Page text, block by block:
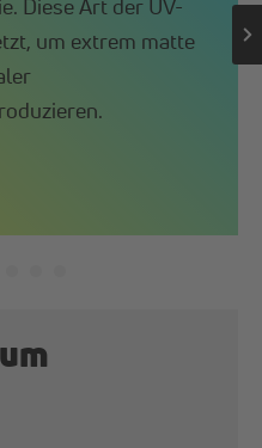
Diese Art der UV-
um extrem matte